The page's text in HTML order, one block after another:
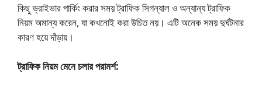
কিছু ড্রাইভার পার্কিং করার সময় ট্রাফিক সিগন্যাল ও অন্যান্য ট্রাফিক
নিয়ম অমান্য করেন, যা কখনোই করা উচিত নয়। এটি অনেক সময় দুর্ঘটনার
কারণ হয়ে দাঁড়ায়।
ট্রাফিক নিয়ম মেনে চলার পরামর্শ: